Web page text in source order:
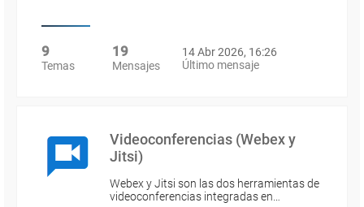
9
Temas
19
Mensajes
14 Abr 2026, 16:26
Último mensaje
Videoconferencias (Webex y
Jitsi)
Webex y Jitsi son las dos herramientas de
videoconferencias integradas en…